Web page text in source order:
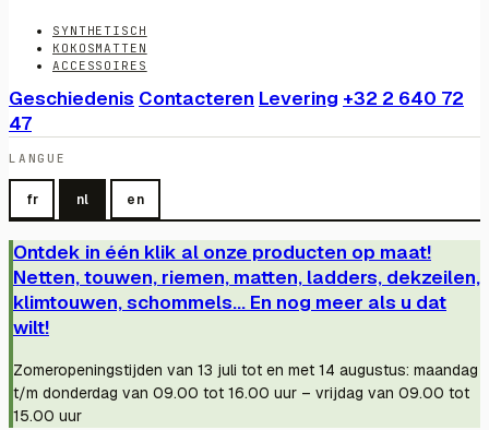
SYNTHETISCH
KOKOSMATTEN
ACCESSOIRES
Geschiedenis Contacteren Levering +32 2 640 72
47
LANGUE
fr nl en
Ontdek in één klik al onze producten op maat!
Netten, touwen, riemen, matten, ladders, dekzeilen,
klimtouwen, schommels... En nog meer als u dat
wilt!
Zomeropeningstijden van 13 juli tot en met 14 augustus: maandag
t/m donderdag van 09.00 tot 16.00 uur – vrijdag van 09.00 tot
15.00 uur